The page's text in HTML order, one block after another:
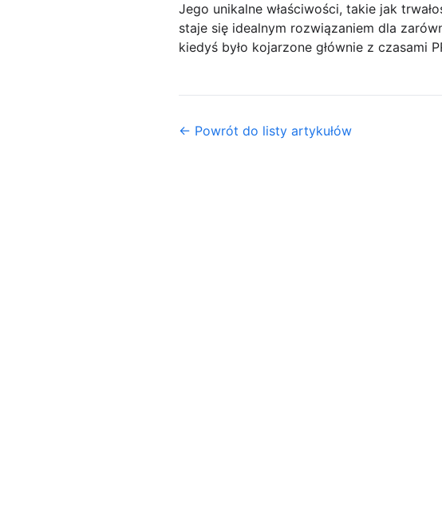
Jego unikalne właściwości, takie jak
staje się idealnym rozwiązaniem dla
kiedyś było kojarzone głównie z czasami
← Powrót do listy artykułów